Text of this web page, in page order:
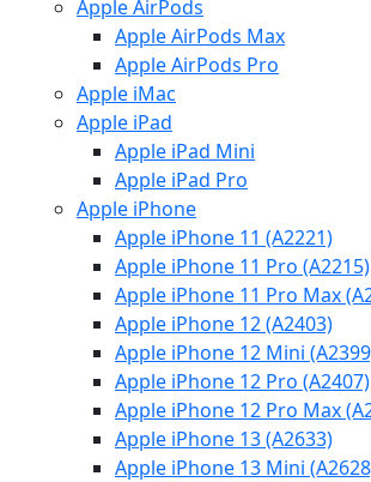
Apple AirPods
Apple AirPods Max
Apple AirPods Pro
Apple iMac
Apple iPad
Apple iPad Mini
Apple iPad Pro
Apple iPhone
Apple iPhone 11 (A2221)
Apple iPhone 11 Pro (A2215)
Apple iPhone 11 Pro Max
Apple iPhone 12 (A2403)
Apple iPhone 12 Mini
Apple iPhone 12 Pro (A2407)
Apple iPhone 12 Pro Max
Apple iPhone 13 (A2633)
Apple iPhone 13 Mini